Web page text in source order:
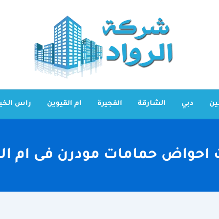
دبي الشارقة الفجيرة ام القيوين راس
احواض حمامات مودرن فى ام